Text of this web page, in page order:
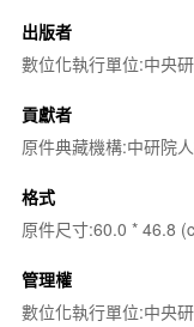
出版者
數位化執行單位:中央
貢獻者
原件典藏機構:中研院
格式
原件尺寸:60.0 * 46.8
管理權
數位化執行單位:中央